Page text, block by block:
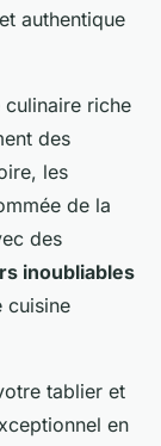
authentique
culinaire riche
des
les
de la
des
inoubliables
cuisine
tablier et
en